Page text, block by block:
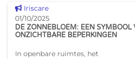
Franse
Gemeenschapscommissie en
de
Dit nieuws tonen
Iriscare
01/10/2025
DE ZONNEBLOEM: EEN SYMBOOL
ONZICHTBARE BEPERKINGEN
In openbare ruimtes, het